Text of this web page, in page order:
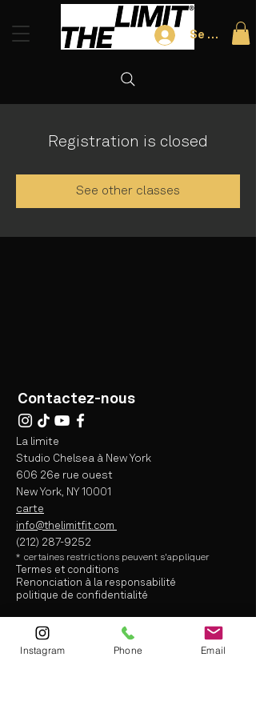
Se
Registration is closed
See other classes
Contactez-nous
La limite
Studio Chelsea à New York
606 26e rue ouest
New York, NY 10001
carte
info@thelimitfit.com
(212) 287-9252
* certaines restrictions peuvent s'appliquer
Termes et conditions
Renonciation à la responsabilité
politique de confidentialité
info@thelimitfit.com
(212) 287-9252
Instagram Phone Email